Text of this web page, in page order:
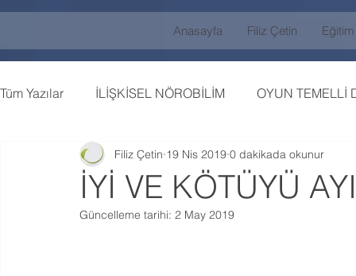
Tüm Yazılar İLİŞKİSEL NÖROBİLİM OYUN TEMELLİ
İYİ VE KÖTÜYÜ
Filiz Çetin 19 Nis 2019 0 dakikada okunur
Güncelleme tarihi: 2 May 2019
Anasayfa Filiz Çetin